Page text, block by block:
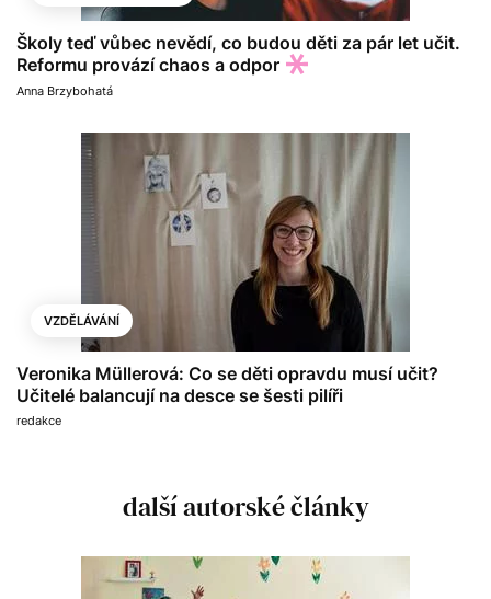
Školy teď vůbec nevědí, co budou děti za pár let učit.
Reformu provází chaos a odpor
Anna Brzybohatá
VZDĚLÁVÁNÍ
Veronika Müllerová: Co se děti opravdu musí učit?
Učitelé balancují na desce se šesti pilíři
redakce
další autorské články